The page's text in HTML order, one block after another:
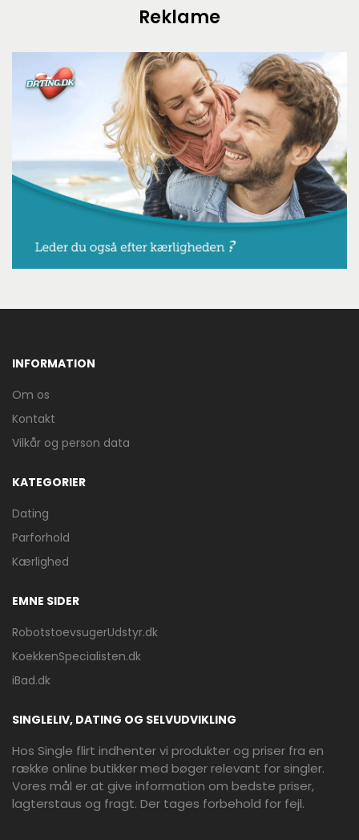
Reklame
INFORMATION
Om os
Kontakt
Vilkår og person data
KATEGORIER
Dating
Parforhold
Kærlighed
EMNE SIDER
RobotstoevsugerUdstyr.dk
KoekkenSpecialisten.dk
iBad.dk
SINGLELIV, DATING OG SELVUDVIKLING
Hos Single flirt indhenter vi produkter og priser fra en
række online butikker med bøger relevant for singler.
Vores mål er at give information om bedste priser,
lagterstaus og fragt. Der tages forbehold for fejl.